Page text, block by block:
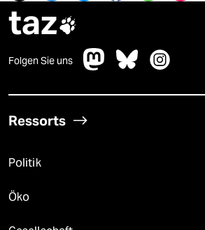
taz
Folgen Sie uns
Ressorts
Politik
Öko